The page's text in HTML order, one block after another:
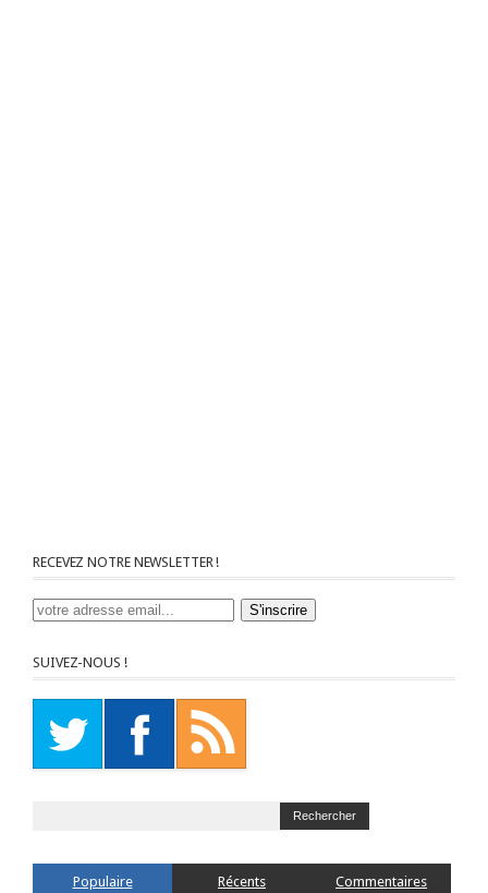
RECEVEZ NOTRE NEWSLETTER !
SUIVEZ-NOUS !
Populaire Récents Commentaires